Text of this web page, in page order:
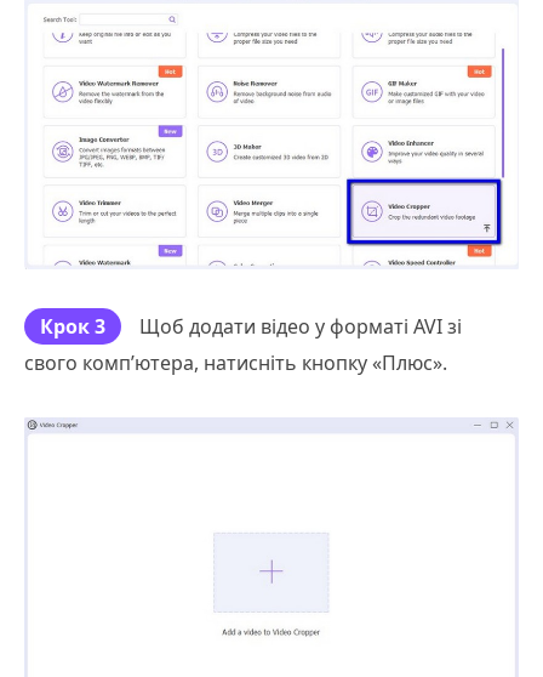
Крок 3
Щоб додати відео у форматі AVI зі
свого комп’ютера, натисніть кнопку «Плюс».